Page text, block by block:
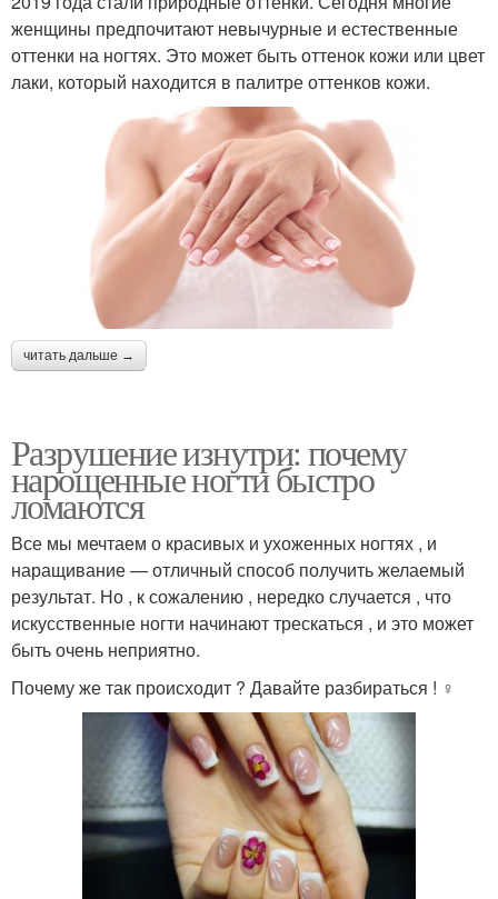
женщины предпочитают невычурные и естественные
оттенки на ногтях. Это может быть оттенок кожи или цвет
лаки, который находится в палитре оттенков кожи.
читать дальше →
Разрушение изнутри: почему
нарощенные ногти быстро
ломаются
Все мы мечтаем о красивых и ухоженных ногтях , и
наращивание — отличный способ получить желаемый
результат. Но , к сожалению , нередко случается , что
искусственные ногти начинают трескаться , и это может
быть очень неприятно.
Почему же так происходит ? Давайте разбираться ! ️‍♀️